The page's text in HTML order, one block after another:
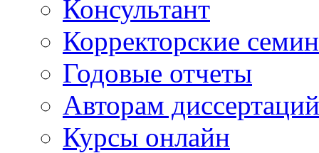
Консультант
Корректорские
Годовые отчеты
Авторам диссертаций
Курсы онлайн